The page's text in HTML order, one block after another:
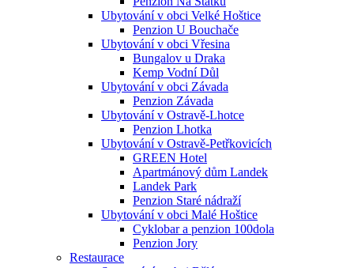
Ubytování v obci Velké Hoštice
Penzion U Bouchače
Ubytování v obci Vřesina
Bungalov u Draka
Kemp Vodní Důl
Ubytování v obci Závada
Penzion Závada
Ubytování v Ostravě-Lhotce
Penzion Lhotka
Ubytování v Ostravě-Petřkovicích
GREEN Hotel
Apartmánový dům Landek
Landek Park
Penzion Staré nádraží
Ubytování v obci Malé Hoštice
Cyklobar a penzion 100dola
Penzion Jory
Restaurace